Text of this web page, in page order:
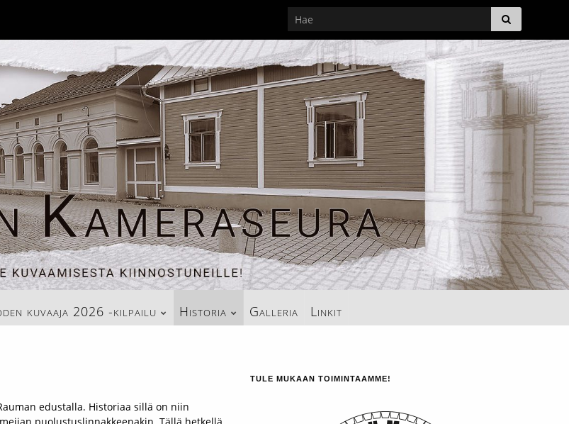
kuvaaja 2026 -kilpailu Historia Galleria Linkit
edustalla. Historiaa sillä on niin
TULE MUKAAN TOIMINTAAMME!